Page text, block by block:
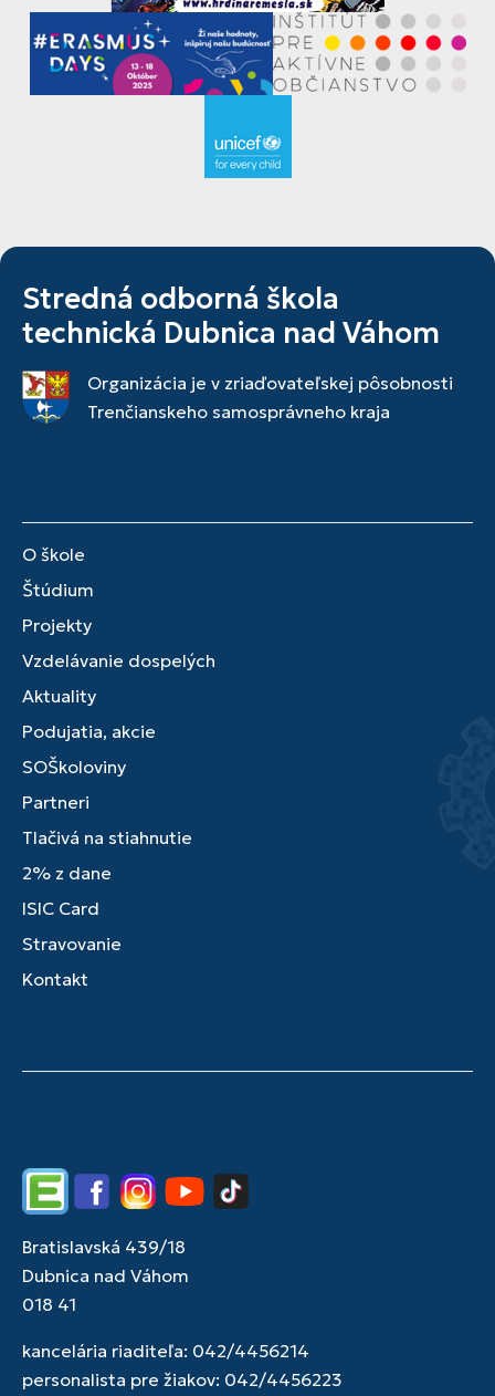
Stredná odborná škola
technická Dubnica nad Váhom
Organizácia je v zriaďovateľskej pôsobnosti
Trenčianskeho samosprávneho kraja
O škole
Štúdium
Projekty
Vzdelávanie dospelých
Aktuality
Podujatia, akcie
SOŠkoloviny
Partneri
Tlačivá na stiahnutie
2% z dane
ISIC Card
Stravovanie
Kontakt
EdupageFacebookInstagramYouTubeTikTok
Bratislavská 439/18
Dubnica nad Váhom
018 41
kancelária riaditeľa: 042/4456214
personalista pre žiakov: 042/4456223